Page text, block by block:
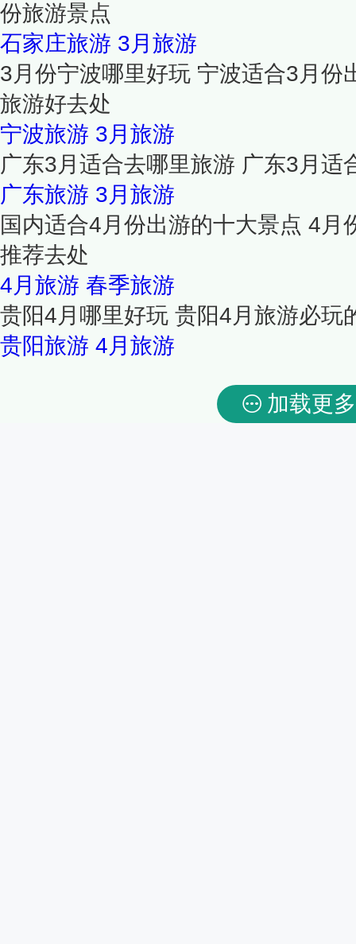
份旅游景点
石家庄旅游 3月旅游
3月份宁波哪里好玩 宁波适合3月份
旅游好去处
宁波旅游 3月旅游
广东3月适合去哪里旅游 广东3月适
广东旅游 3月旅游
国内适合4月份出游的十大景点 4月
推荐去处
4月旅游 春季旅游
贵阳4月哪里好玩 贵阳4月旅游必玩
贵阳旅游 4月旅游
加载更多